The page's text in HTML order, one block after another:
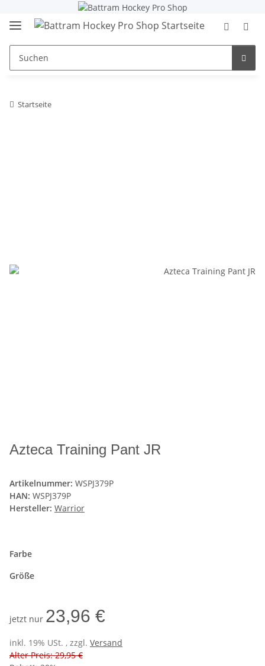
Startseite
Azteca Training Pant JR
Artikelnummer: WSPJ379P
HAN: WSPJ379P
Hersteller: Warrior
Farbe
Größe
jetzt nur 23,96 €
inkl. 19% USt. , zzgl. Versand
Alter Preis: 29,95 €